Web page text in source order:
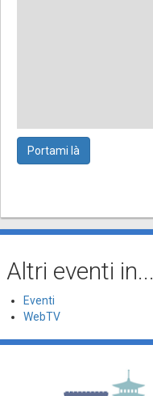
Portami là
Altri eventi in...
Eventi
WebTV